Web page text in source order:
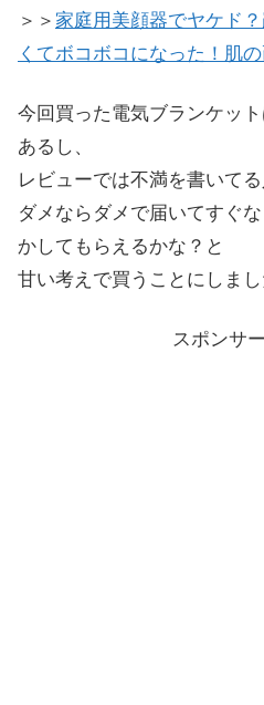
＞＞ 家庭用美顔器でヤケド
くてボコボコになった！肌
今回買った電気ブランケッ
あるし、
レビューでは不満を書いてる
ダメならダメで届いてすぐ
かしてもらえるかな？と
甘い考えで買うことにしま
スポンサ